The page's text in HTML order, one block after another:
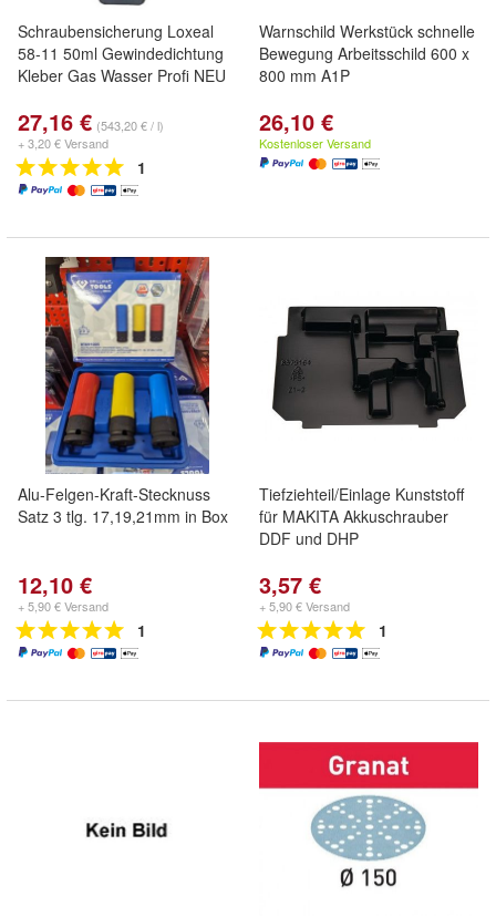
Schraubensicherung Loxeal
58-11 50ml Gewindedichtung
Kleber Gas Wasser Profi NEU
27,16 € (543,20 € / l)
+ 3,20 € Versand
1
Warnschild Werkstück schnelle
Bewegung Arbeitsschild 600 x
800 mm A1P
26,10 €
Kostenloser Versand
Alu-Felgen-Kraft-Stecknuss
Satz 3 tlg. 17,19,21mm in Box
12,10 €
+ 5,90 € Versand
1
Tiefziehteil/Einlage Kunststoff
für MAKITA Akkuschrauber
DDF und DHP
3,57 €
+ 5,90 € Versand
1